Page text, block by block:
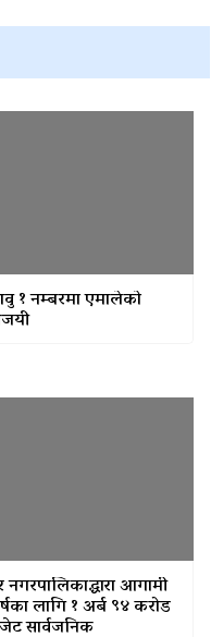
१ नम्बरमा एमालेको
नगरपालिकाद्धारा आगामी
लागि १ अर्ब ९४ करोड
सार्वजनिक